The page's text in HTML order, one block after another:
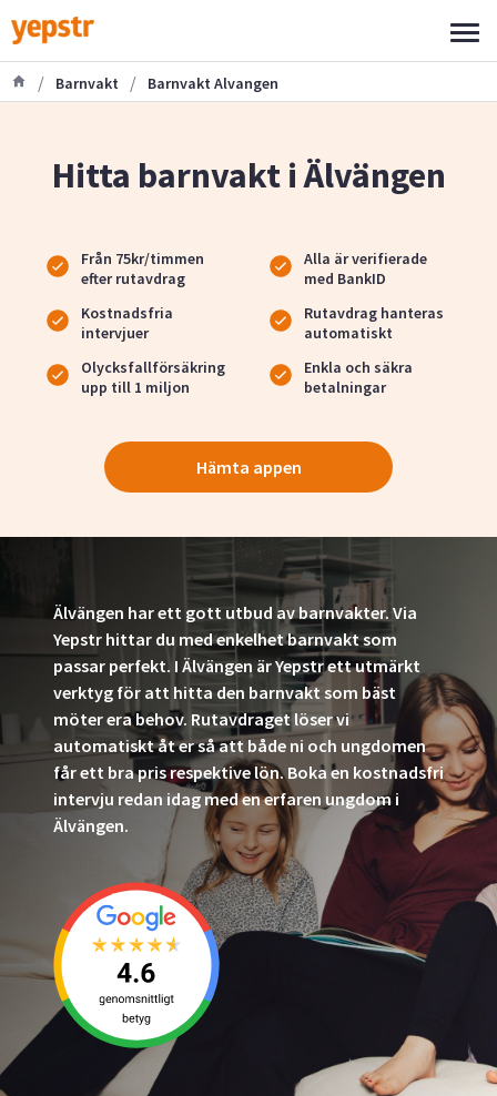
/ Barnvakt / Barnvakt Alvangen
Hitta barnvakt i Älvängen
Från 75kr/timmen
efter rutavdrag
Alla är verifierade
med BankID
Kostnadsfria
intervjuer
Rutavdrag hanteras
automatiskt
Olycksfallförsäkring
upp till 1 miljon
Enkla och säkra
betalningar
Hämta appen
Älvängen har ett gott utbud av barnvakter. Via
Yepstr hittar du med enkelhet barnvakt som
passar perfekt. I Älvängen är Yepstr ett utmärkt
verktyg för att hitta den barnvakt som bäst
möter era behov. Rutavdraget löser vi
automatiskt åt er så att både ni och ungdomen
får ett bra pris respektive lön. Boka en kostnadsfri
intervju redan idag med en erfaren ungdom i
Älvängen.